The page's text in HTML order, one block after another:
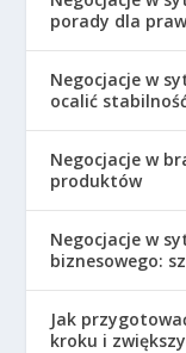
porady dla
Negocjacje w
ocalić
Negocjacje w
produktów
Negocjacje w
biznesowego:
Jak
kroku i